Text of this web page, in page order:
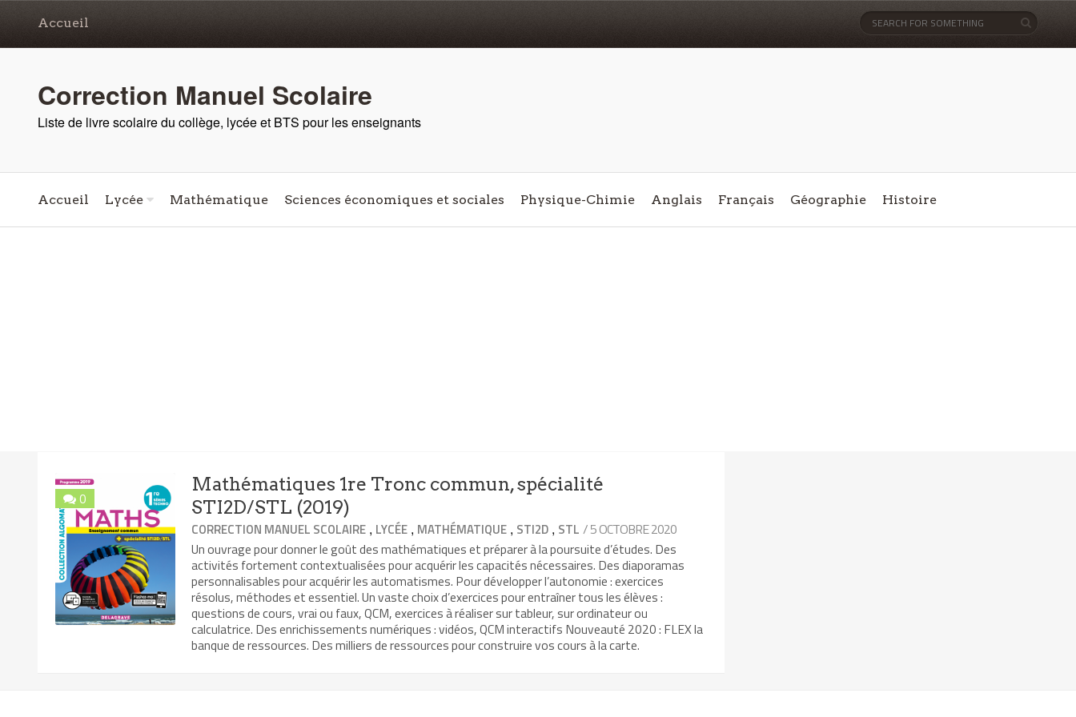
Accueil
Correction Manuel Scolaire
Liste de livre scolaire du collège, lycée et BTS pour les enseignants
Accueil Lycée Mathématique Sciences économiques et sociales Physique-Chimie Anglais Français Géographie Histoire
0
Mathématiques 1re Tronc commun, spécialité
STI2D/STL (2019)
CORRECTION MANUEL SCOLAIRE , LYCÉE , MATHÉMATIQUE , STI2D , STL / 5 OCTOBRE 2020
Un ouvrage pour donner le goût des mathématiques et préparer à la poursuite d’études. Des
activités fortement contextualisées pour acquérir les capacités nécessaires. Des diaporamas
personnalisables pour acquérir les automatismes. Pour développer l’autonomie : exercices
résolus, méthodes et essentiel. Un vaste choix d’exercices pour entraîner tous les élèves :
questions de cours, vrai ou faux, QCM, exercices à réaliser sur tableur, sur ordinateur ou
calculatrice. Des enrichissements numériques : vidéos, QCM interactifs Nouveauté 2020 : FLEX la
banque de ressources. Des milliers de ressources pour construire vos cours à la carte.